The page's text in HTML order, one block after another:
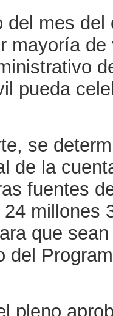
del mes
mayoría de
pueda
se
de la
fuentes
millones
que
del
pleno